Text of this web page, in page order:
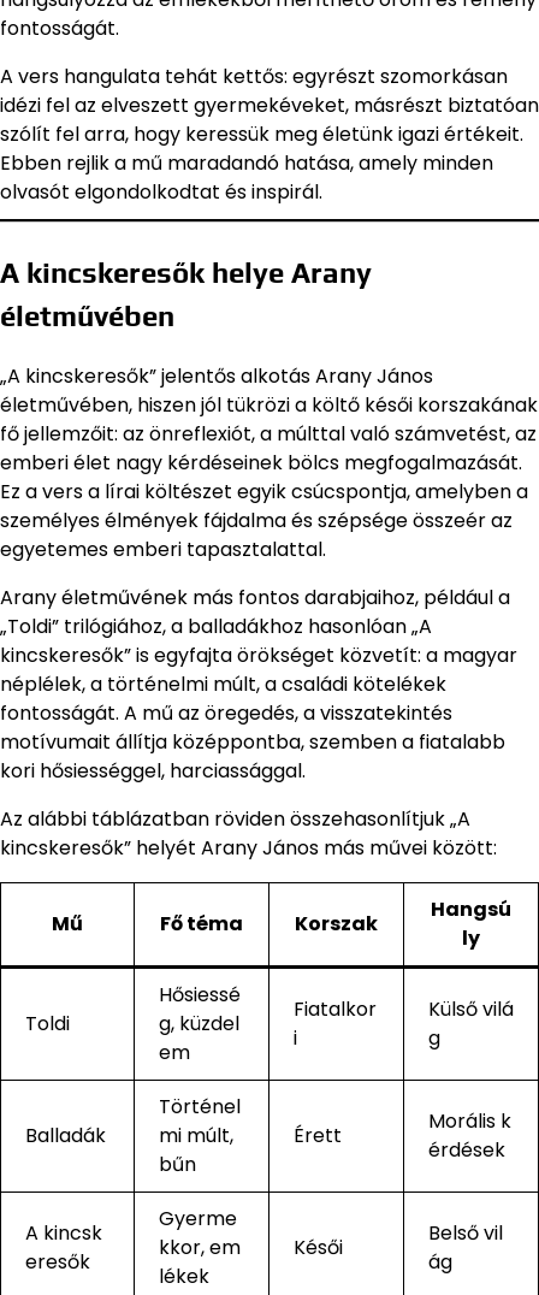
fontosságát.
A vers hangulata tehát kettős: egyrészt szomorkásan
idézi fel az elveszett gyermekéveket, másrészt biztatóan
szólít fel arra, hogy keressük meg életünk igazi értékeit.
Ebben rejlik a mű maradandó hatása, amely minden
olvasót elgondolkodtat és inspirál.
A kincskeresők helye Arany
életművében
„A kincskeresők” jelentős alkotás Arany János
életművében, hiszen jól tükrözi a költő késői korszakának
fő jellemzőit: az önreflexiót, a múlttal való számvetést, az
emberi élet nagy kérdéseinek bölcs megfogalmazását.
Ez a vers a lírai költészet egyik csúcspontja, amelyben a
személyes élmények fájdalma és szépsége összeér az
egyetemes emberi tapasztalattal.
Arany életművének más fontos darabjaihoz, például a
„Toldi” trilógiához, a balladákhoz hasonlóan „A
kincskeresők” is egyfajta örökséget közvetít: a magyar
néplélek, a történelmi múlt, a családi kötelékek
fontosságát. A mű az öregedés, a visszatekintés
motívumait állítja középpontba, szemben a fiatalabb
kori hősiességgel, harciassággal.
Az alábbi táblázatban röviden összehasonlítjuk „A
kincskeresők” helyét Arany János más művei között:
Mű Fő téma Korszak
Hangsú
ly
Toldi
Hősiessé
g, küzdel
em
Fiatalkor
i
Külső vilá
g
Balladák
Történel
mi múlt,
bűn
Érett
Morális k
érdések
A kincsk
eresők
Gyerme
kkor, em
lékek
Késői
Belső vil
ág